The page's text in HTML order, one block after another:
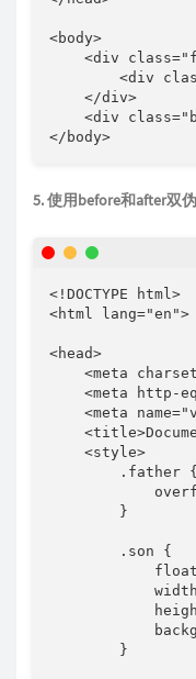
<body>
<div
<div
    </div>
<div
</body>
5. 使用before和after双
<!DOCTYPE html>
<html lang="en">
<head>
<meta
<meta http-
<meta
    <style>
        .father {
        }
        .son {
        }